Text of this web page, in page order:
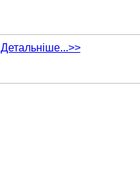
Детальніше...>>